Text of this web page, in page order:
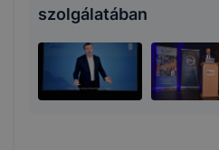
szolgálatában